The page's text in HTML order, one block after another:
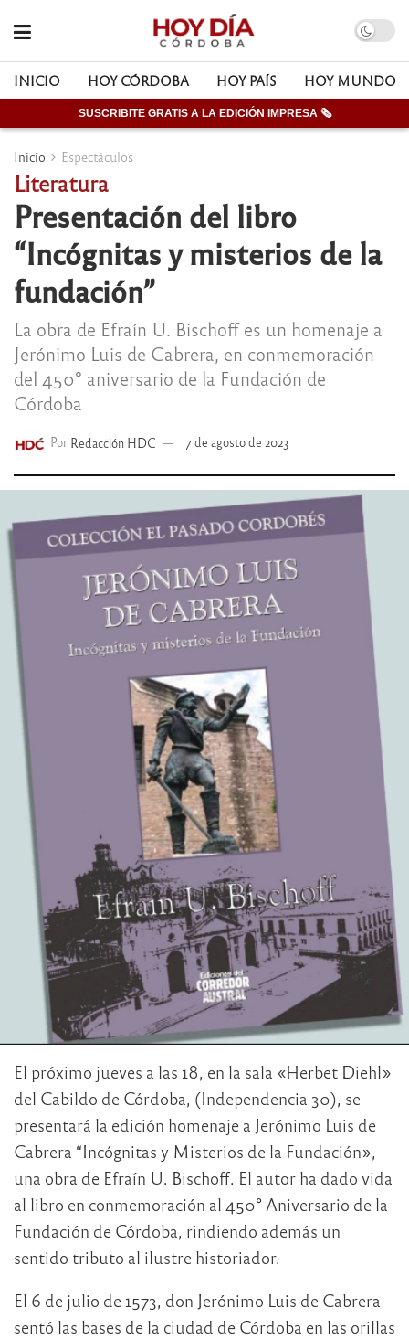
INICIO HOY CÓRDOBA HOY PAÍS HOY MUNDO
SUSCRIBITE GRATIS A LA EDICIÓN IMPRESA 🗞
Inicio Espectáculos
Literatura
Presentación del libro
“Incógnitas y misterios de la
fundación”
La obra de Efraín U. Bischoff es un homenaje a
Jerónimo Luis de Cabrera, en conmemoración
del 450° aniversario de la Fundación de
Córdoba
Por Redacción HDC 7 de agosto de 2023
El próximo jueves a las 18, en la sala «Herbet Diehl»
del Cabildo de Córdoba, (Independencia 30), se
presentará la edición homenaje a Jerónimo Luis de
Cabrera “Incógnitas y Misterios de la Fundación»,
una obra de Efraín U. Bischoff. El autor ha dado vida
al libro en conmemoración al 450° Aniversario de la
Fundación de Córdoba, rindiendo además un
sentido tributo al ilustre historiador.
El 6 de julio de 1573, don Jerónimo Luis de Cabrera
sentó las bases de la ciudad de Córdoba en las orillas